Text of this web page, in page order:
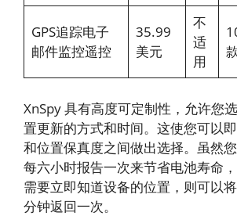
GPS追踪电子
邮件监控遥控
35.99
美元
不
适
用
XnSpy 具有高度可定制性，允许您
置更新的方式和时间。这使您可以
和位置保真度之间做出选择。虽然
每六小时报告一次来节省电池寿命
需要立即知道设备的位置，则可以
分钟返回一次。